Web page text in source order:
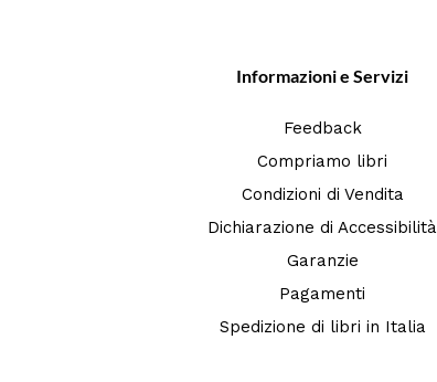
Informazioni e Servizi
Feedback
Compriamo libri
Condizioni di Vendita
Dichiarazione di Accessibilità
Garanzie
Pagamenti
Spedizione di libri in Italia